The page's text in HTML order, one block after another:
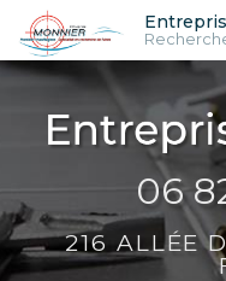
Aller
au
contenu
principal
06
216 ALLÉE